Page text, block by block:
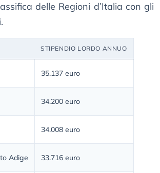
delle Regioni d’Italia con gli
STIPENDIO LORDO ANNUO
35.137 euro
34.200 euro
34.008 euro
Adige 33.716 euro